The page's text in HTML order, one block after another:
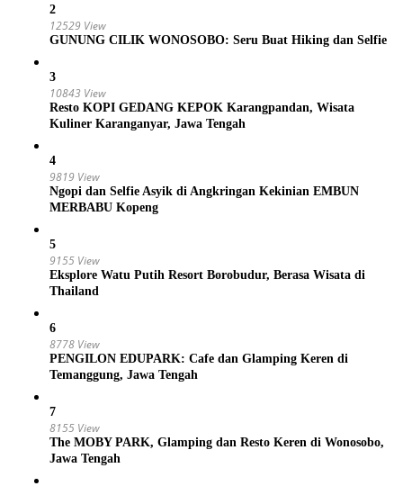
2
12529 View
GUNUNG CILIK WONOSOBO: Seru Buat Hiking dan Selfie
3
10843 View
Resto KOPI GEDANG KEPOK Karangpandan, Wisata
Kuliner Karanganyar, Jawa Tengah
4
9819 View
Ngopi dan Selfie Asyik di Angkringan Kekinian EMBUN
MERBABU Kopeng
5
9155 View
Eksplore Watu Putih Resort Borobudur, Berasa Wisata di
Thailand
6
8778 View
PENGILON EDUPARK: Cafe dan Glamping Keren di
Temanggung, Jawa Tengah
7
8155 View
The MOBY PARK, Glamping dan Resto Keren di Wonosobo,
Jawa Tengah